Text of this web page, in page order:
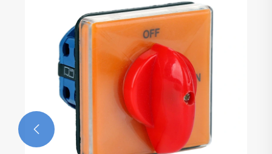
Yaming Electric은 새해 복 많이 받으세요!
더보기 >>
